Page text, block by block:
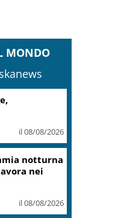
MONDO
nel I
fiscale
il 08/08/2026
non
sporcare
il 08/08/2026